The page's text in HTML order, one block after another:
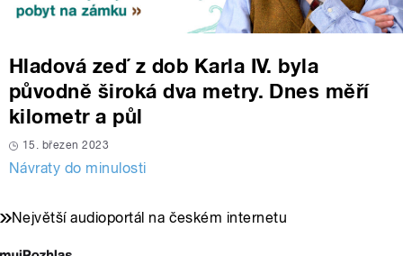
Hladová zeď z dob Karla IV. byla
původně široká dva metry. Dnes měří
kilometr a půl
15. březen 2023
Návraty do minulosti
Největší audioportál na českém internetu